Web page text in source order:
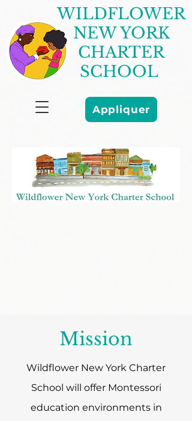
Appliquer
WILDFLOWER
NEW YORK
CHARTER
SCHOOL
Mission
Wildflower New York Charter
School will offer Montessori
education environments in